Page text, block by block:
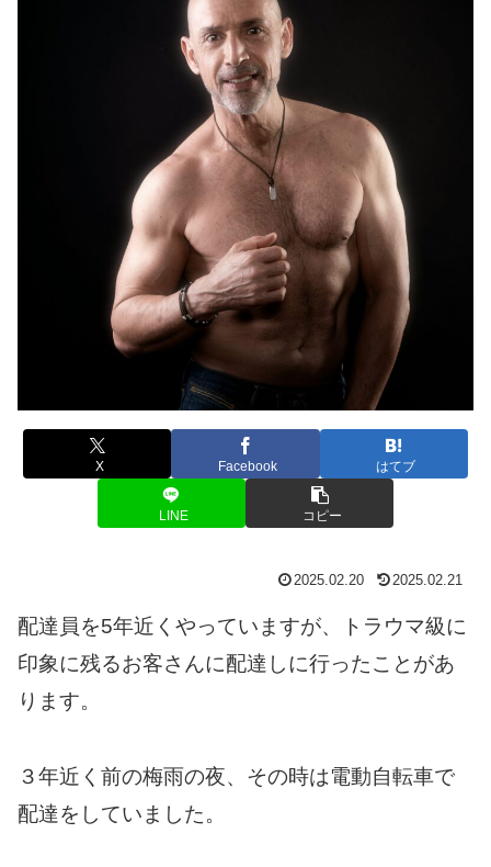
X Facebook はてブ
LINE コピー
2025.02.20 2025.02.21
配達員を5年近くやっていますが、トラウマ級に
印象に残るお客さんに配達しに行ったことがあ
ります。
３年近く前の梅雨の夜、その時は電動自転車で
配達をしていました。